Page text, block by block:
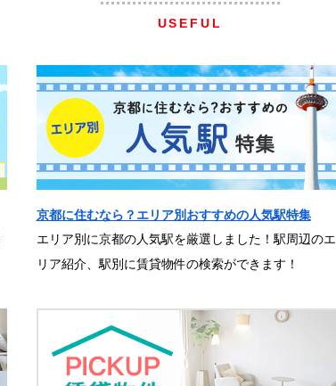
USEFUL
京都に住むなら？エリア別おすすめの人気駅特集
エリア別に京都の人気駅を厳選しました！駅周辺のエ
リア紹介、駅別に賃貸物件の検索ができます！